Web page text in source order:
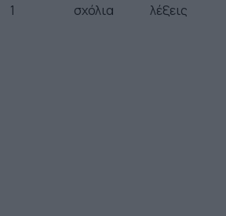
1 σχόλια λέξεις